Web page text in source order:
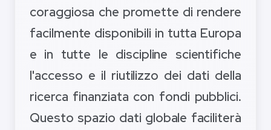
coraggiosa che promette di rendere
facilmente disponibili in tutta Europa
e in tutte le discipline scientifiche
l'accesso e il riutilizzo dei dati della
ricerca finanziata con fondi pubblici.
Questo spazio dati globale faciliterà